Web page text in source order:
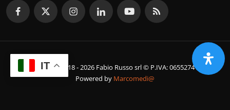
© Copyright 2018 - 2026 Fabio Russo srl © P.IVA: 06552741214
Powered by Marcomedi@
IT